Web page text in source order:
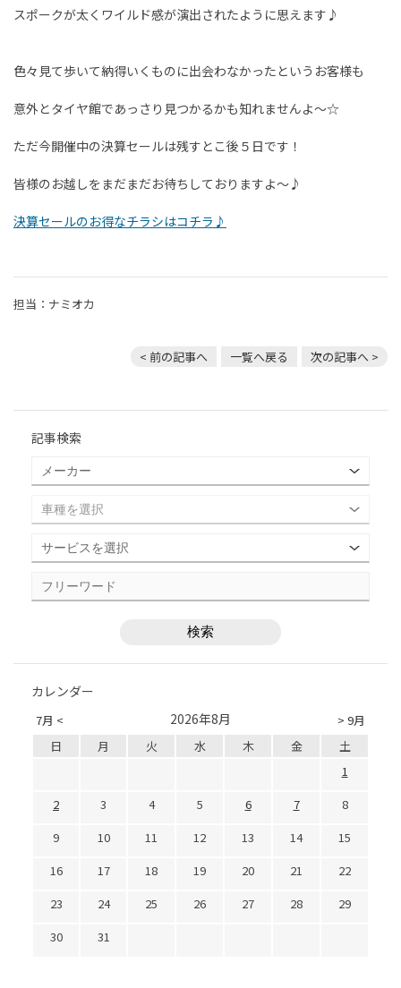
スポークが太くワイルド感が演出されたように思えます♪
色々見て歩いて納得いくものに出会わなかったというお客様も
意外とタイヤ館であっさり見つかるかも知れませんよ～☆
ただ今開催中の決算セールは残すとこ後５日です！
皆様のお越しをまだまだお待ちしておりますよ～♪
決算セールのお得なチラシはコチラ♪
担当：ナミオカ
< 前の記事へ 一覧へ戻る 次の記事へ >
記事検索
カレンダー
7月 < > 9月
2026年8月
日 月 火 水 木 金
土
1
2
3 4 5 6 7
8
9
10 11 12 13 14
15
16
17 18 19 20 21
22
23
24 25 26 27 28
29
30
31